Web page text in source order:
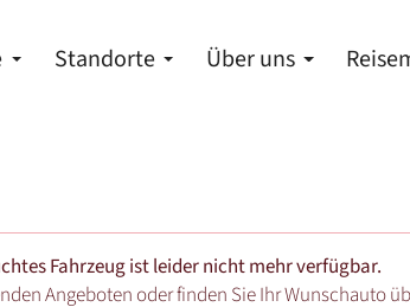
Standorte Über uns
Fahrzeug ist leider nicht mehr verfügbar.
Angeboten oder finden Sie Ihr Wunschauto